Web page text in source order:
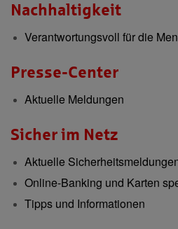
Nachhaltigkeit
Verantwortungsvoll für die
Presse-Center
Aktuelle Meldungen
Sicher im Netz
Aktuelle
Online-Banking und Karten
Tipps und Informationen